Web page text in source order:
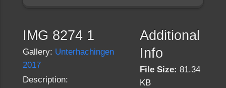
IMG 8274 1
Gallery: Unterhachingen
2017
Description:
Additional
Info
File Size: 81.34
KB